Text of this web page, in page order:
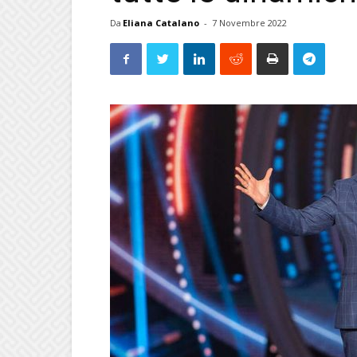
Da Eliana Catalano - 7 Novembre 2022